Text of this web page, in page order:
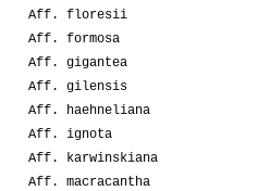
Aff. floresii
Aff. formosa
Aff. gigantea
Aff. gilensis
Aff. haehneliana
Aff. ignota
Aff. karwinskiana
Aff. macracantha